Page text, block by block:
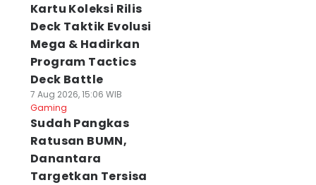
Kartu Koleksi Rilis
Deck Taktik Evolusi
Mega & Hadirkan
Program Tactics
Deck Battle
7 Aug 2026, 15:06 WIB
Gaming
Sudah Pangkas
Ratusan BUMN,
Danantara
Targetkan Tersisa